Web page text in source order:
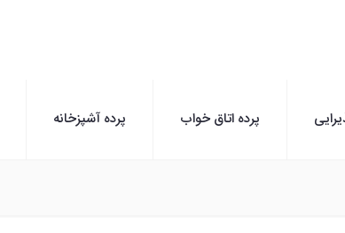
پرده اتاق خواب پرده آشپزخانه